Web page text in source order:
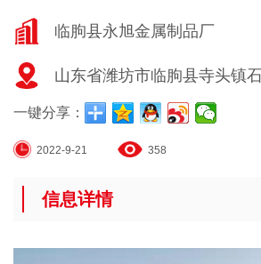
临朐县永旭金属制品厂
山东省潍坊市临朐县寺头镇
一键分享：
2022-9-21 358
信息详情